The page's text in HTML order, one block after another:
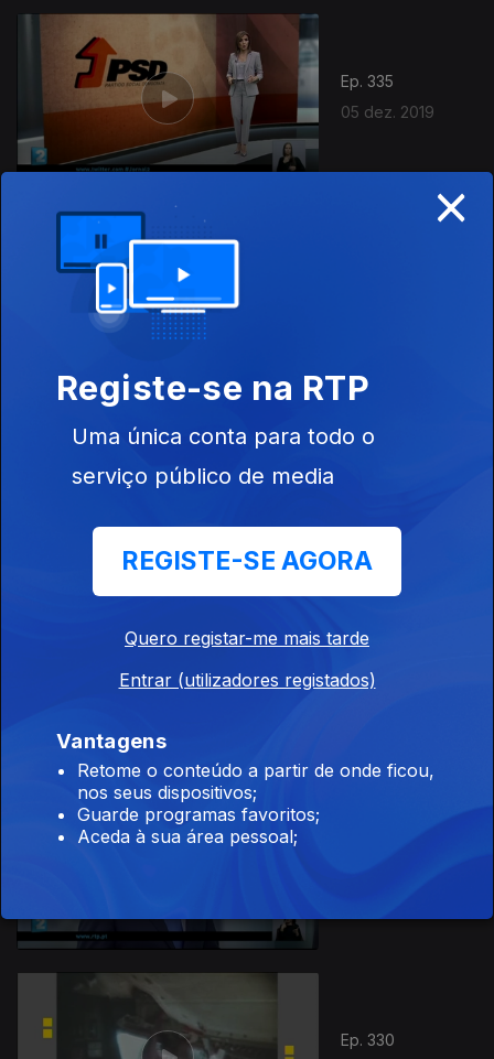
Ep. 335
05 dez. 2019
02 dez. 2019
Ep. 330
×
Registe-se na RTP
Uma única conta para todo o
serviço público de media
REGISTE-SE AGORA
Quero registar-me mais tarde
Entrar (utilizadores registados)
Vantagens
Retome o conteúdo a partir de onde ficou,
nos seus dispositivos;
Guarde programas favoritos;
Aceda à sua área pessoal;